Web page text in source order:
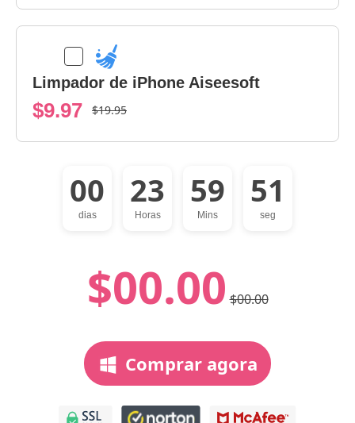
Limpador de iPhone Aiseesoft
$9.97 $19.95
00
dias
23
Horas
59
Mins
50
seg
$00.00 $00.00
Comprar agora